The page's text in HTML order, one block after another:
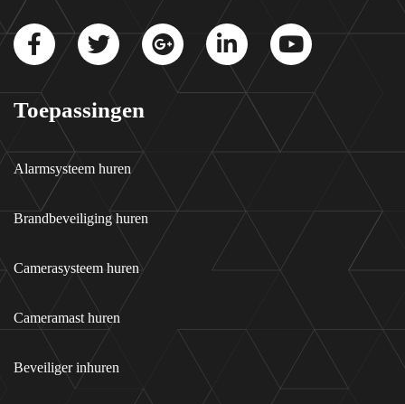
Toepassingen
Alarmsysteem huren
Brandbeveiliging huren
Camerasysteem huren
Cameramast huren
Beveiliger inhuren